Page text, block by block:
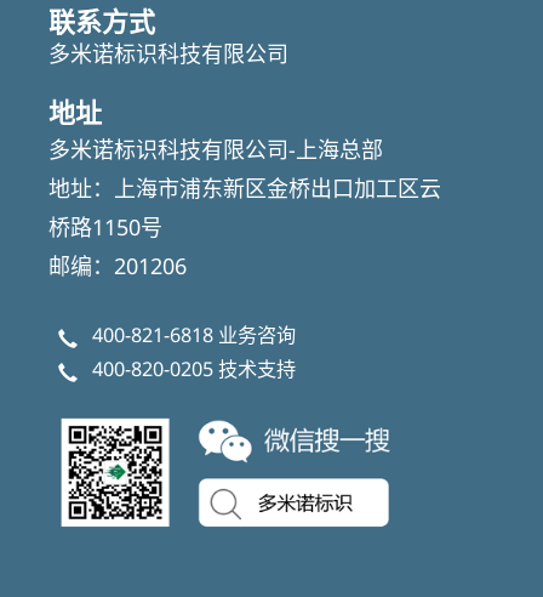
联系方式
多米诺标识科技有限公司
地址
多米诺标识科技有限公司-上海总部
地址：上海市浦东新区金桥出口加工区云
桥路1150号
邮编：201206
400-821-6818 业务咨询
400-820-0205技术支持